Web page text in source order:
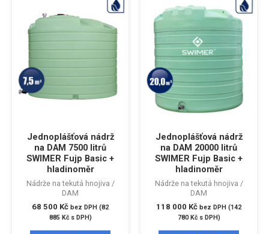
Jednoplášťová nádrž
na DAM 7500 litrů
SWIMER Fujp Basic +
hladinoměr
Nádrže na tekutá hnojiva /
DAM
68 500 Kč bez DPH (82
885 Kčs DPH)
Jednoplášťová nádrž
na DAM 20000 litrů
SWIMER Fujp Basic +
hladinoměr
Nádrže na tekutá hnojiva /
DAM
118 000 Kč bez DPH (142
780Kčs DPH)